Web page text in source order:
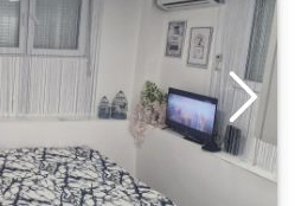
Gosti:2
Kvadratura : 20
m2
Struktura :
Studio